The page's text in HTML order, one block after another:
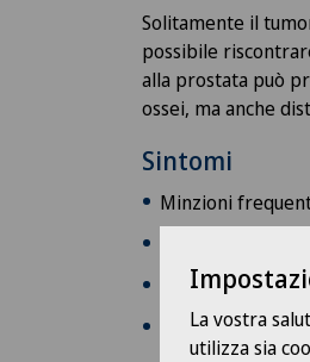
Solitamente il
possibile
alla prostata può
ossei, ma anche
Sintomi
Minzioni
Minzione
Difficoltà a
La vostra
utilizza sia